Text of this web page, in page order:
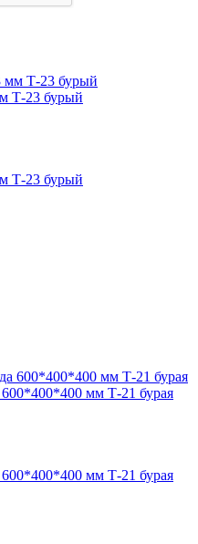
Т-23 бурый
Т-23 бурый
600*400*400 мм Т-21 бурая
600*400*400 мм Т-21 бурая